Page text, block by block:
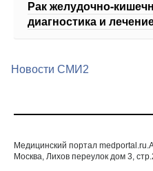
Рак желудочно-
диагностика и
Новости СМИ2
Медицинский портал
Москва, Лихов переулок дом 3,